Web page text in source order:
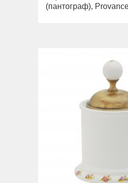
(пантограф),